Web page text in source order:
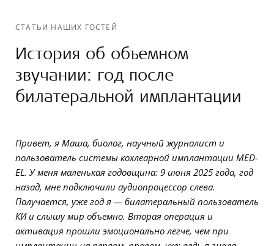
СТАТЬИ НАШИХ ГОСТЕЙ
История об объемном
звучании: год после
билатеральной имплантации
Привет, я Маша, биолог, научный журналист и
пользователь системы кохлеарной имплантации MED-
EL. У меня маленькая годовщина: 9 июня 2025 года, год
назад, мне подключили аудиопроцессор слева.
Получается, уже год я — билатеральный пользователь
КИ и слышу мир объемно. Вторая операция и
активация прошли эмоционально легче, чем при